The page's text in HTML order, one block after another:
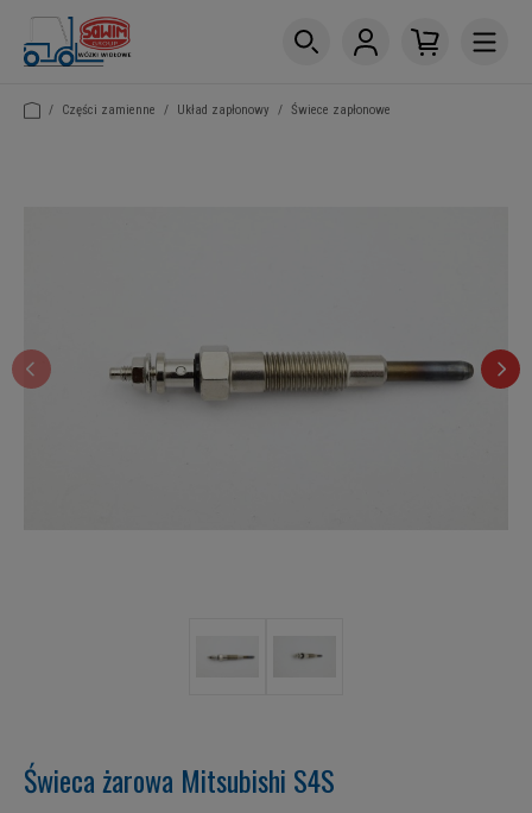
/ Części zamienne / Układ zapłonowy / Świece zapłonowe
Świeca żarowa Mitsubishi S4S